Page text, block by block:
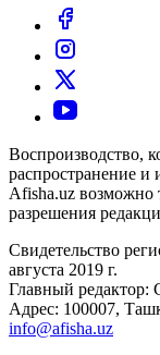
Воспроизводство,
распространение и
Afisha.uz возможно
разрешения
Свидетельство
августа 2019 г.
Главный редактор:
Адрес: 100007,
info@afisha.uz